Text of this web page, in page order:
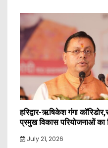
हरिद्वार-ऋषिकेश गंगा
प्रमुख विकास परियोजनाओं का
July 21, 2026